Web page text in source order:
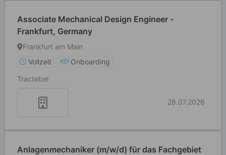
Associate Mechanical Design Engineer -
Frankfurt, Germany
Frankfurt am Main
Vollzeit
Onboarding
Tractebel
28.07.2026
Anlagenmechaniker (m/w/d) für das Fachgebiet